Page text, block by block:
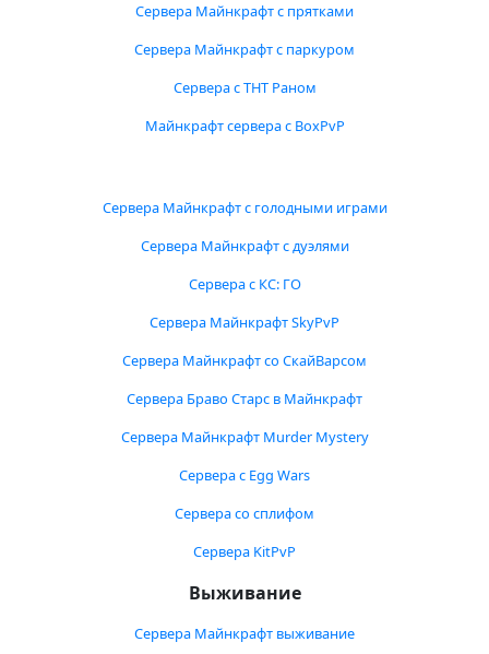
Сервера Майнкрафт с прятками
Сервера Майнкрафт с паркуром
Сервера с ТНТ Раном
Майнкрафт сервера с BoxPvP
Сервера Майнкрафт с голодными играми
Сервера Майнкрафт с дуэлями
Сервера с КС: ГО
Сервера Майнкрафт SkyPvP
Сервера Майнкрафт со СкайВарсом
Сервера Браво Старс в Майнкрафт
Сервера Майнкрафт Murder Mystery
Сервера с Egg Wars
Сервера со сплифом
Сервера KitPvP
Выживание
Сервера Майнкрафт выживание